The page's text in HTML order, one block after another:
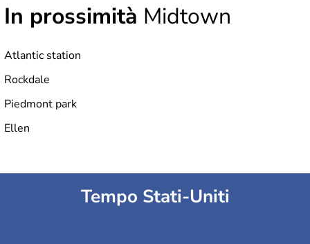
In prossimità Midtown
Atlantic station
Rockdale
Piedmont park
Ellen
Tempo Stati-Uniti